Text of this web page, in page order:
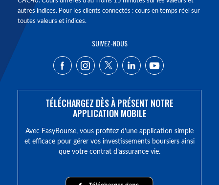
autres indices. Pour les clients connectés : cours en temps réel sur
toutes valeurs et indices.
SUIVEZ-NOUS
TÉLÉCHARGEZ DÈS À PRÉSENT NOTRE
APPLICATION MOBILE
Avec EasyBourse, vous profitez d’une application simple
et efficace pour gérer vos investissements boursiers ainsi
que votre contrat d’assurance vie.